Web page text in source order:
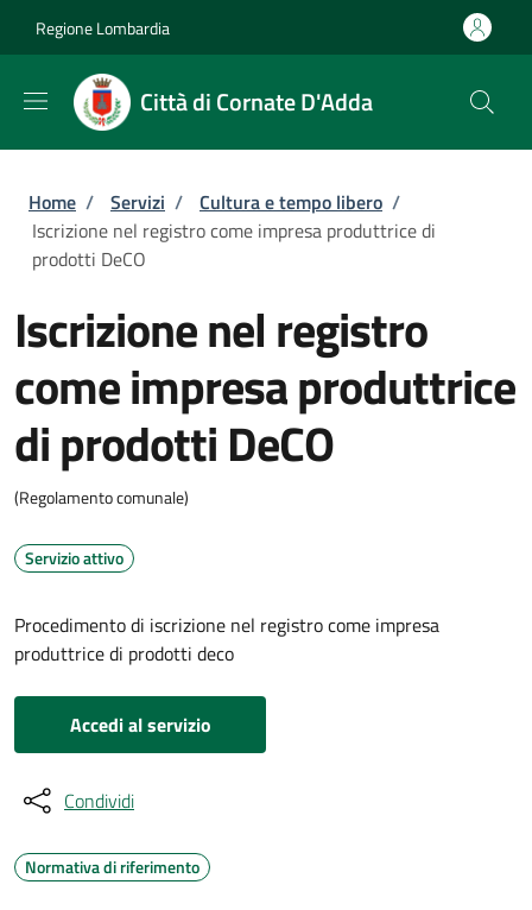
Regione Lombardia
Città di Cornate D'Adda
Briciole di pane
Home / Servizi / Cultura e tempo libero /
Iscrizione nel registro come impresa produttrice di
prodotti DeCO
Iscrizione nel registro
come impresa produttrice
di prodotti DeCO
(Regolamento comunale)
Servizio attivo
Procedimento di iscrizione nel registro come impresa
produttrice di prodotti deco
Accedi al servizio
Condividi
Normativa di riferimento